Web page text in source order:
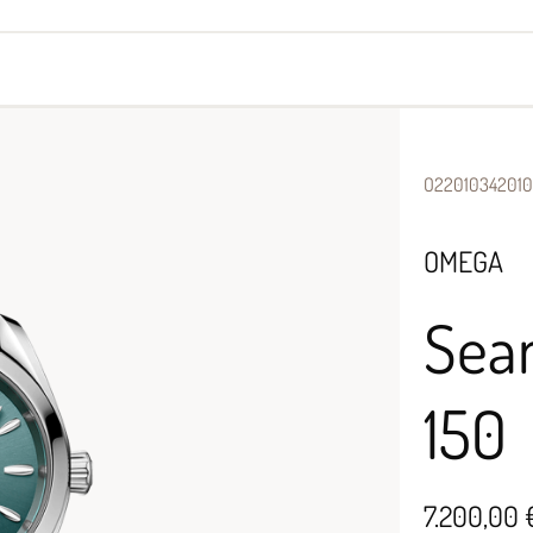
OMEGA
150
7.200,00